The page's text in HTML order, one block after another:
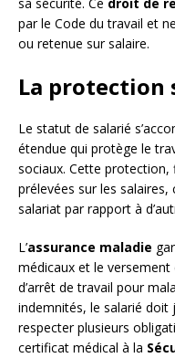
par le Code du travail et
ou retenue sur salaire.
La protection
Le statut de salarié
étendue qui protège le
sociaux. Cette protection,
prélevées sur les
salariat par rapport à
L’assurance maladie
médicaux et le versement
d’arrêt de travail pour
indemnités, le salarié doit
respecter plusieurs
certificat médical à la